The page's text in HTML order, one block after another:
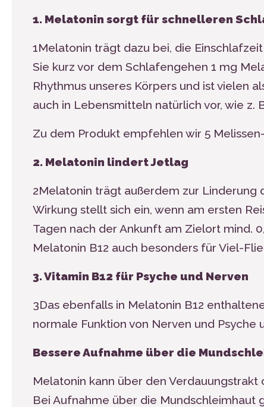
1. Melatonin sorgt für schnelleren
1Melatonin trägt dazu bei, die
Sie kurz vor dem Schlafengehen 1 mg
Rhythmus unseres Körpers und ist vielen
auch in Lebensmitteln natürlich vor, wie z.
Zu dem Produkt empfehlen wir 5
2. Melatonin lindert Jetlag
2Melatonin trägt außerdem zur Linderung
Wirkung stellt sich ein, wenn am ersten
Tagen nach der Ankunft am Zielort mind.
Melatonin B12 auch besonders für Viel-
3. Vitamin B12 für Psyche und Nerven
3Das ebenfalls in Melatonin B12
normale Funktion von Nerven und Psyche
Bessere Aufnahme über die
Melatonin kann über den
Bei Aufnahme über die Mundschleimhaut